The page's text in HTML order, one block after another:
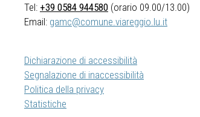
Tel: +39 0584 944580 (orario 09.00/13.00)
Email: gamc@comune.viareggio.lu.it
Dichiarazione di accessibilità
Segnalazione di inaccessibilità
Politica della privacy
Statistiche